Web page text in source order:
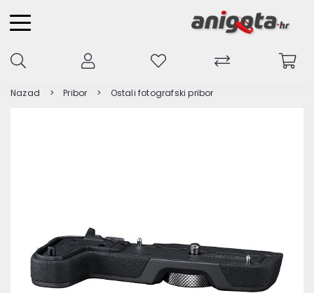
Nazad Pribor Ostali fotografski pribor